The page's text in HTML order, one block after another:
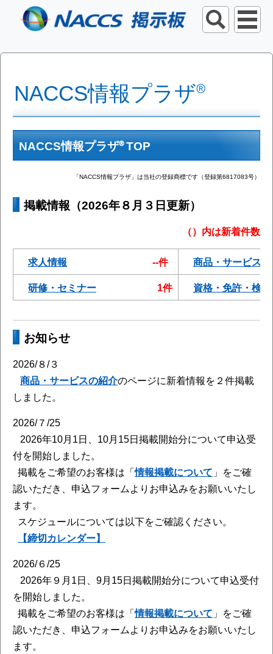
NACCS情報プラザ®
NACCS情報プラザ® TOP
「NACCS情報プラザ」は当社の登録商標です（登録第6817083号）
掲載情報（2026年８月３日更新）
（）内は新着件数
求人情報 --件
商品・サービス
研修・セミナー
1件 資格・免許・検定
お知らせ
2026/８/３
商品・サービスの紹介のページに新着情報を２件掲載
しました。
2026/７/25
2026年10月1日、10月15日掲載開始分について申込受
付を開始しました。
掲載をご希望のお客様は「情報掲載について 」をご確
認いただき、申込フォームよりお申込みをお願いいたし
ます。
スケジュールについては以下をご確認ください。
【締切カレンダー】
2026/６/25
2026年９月1日、9月15日掲載開始分について申込受付
を開始しました。
掲載をご希望のお客様は「情報掲載について 」をご確
認いただき、申込フォームよりお申込みをお願いいたし
ます。